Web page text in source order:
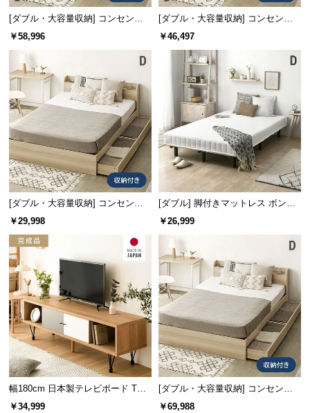
ブ
グ
企
業
情
報
o.,
[ダブル・大容量収納] コンセント
機能付きベッド プレミアムマット
￥58,996
[ダブル・大容量収納] コンセント
機能付きベッド マットレス付き
￥46,497
[ダブル・大容量収納] コンセント
機能付きベッド 収納左右組み換え
￥29,998
[ダブル] 脚付きマットレス ボンネ
ルコイル やさしい肌触り コンパク
￥26,999
幅180cm 日本製テレビボード TOT-
007
￥34,999
[ダブル・大容量収納] コンセント
機能付きベッド 超極厚マットレス
￥69,988